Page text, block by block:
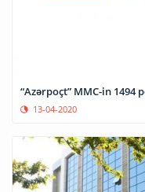
“Azərpoçt” MMC-in
13-04-2020